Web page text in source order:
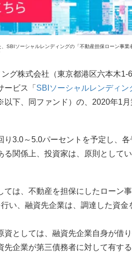
SBIソーシャルレンディングの「不動産担保ローン事業
グ株式会社（東京都港区六本木
ービス「 SBIソーシャルレンディン
下、同ファンド）の、2020年1
り3.0～5.0パーセントを予定し、
る関係上、投資家は、原則として
ては、不動産を担保にしたローン
い、融資先企業は、調達した資
資としては、融資先企業自身が借
先企業が第三債務者に対して有す